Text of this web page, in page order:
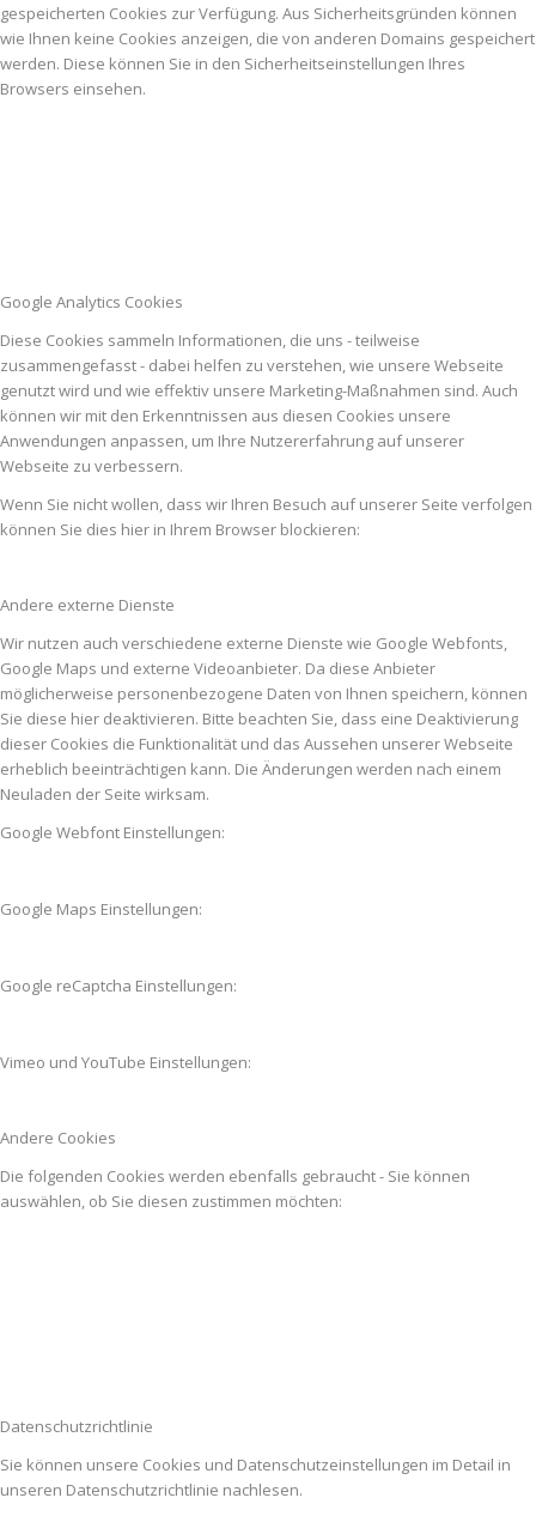
gespeicherten Cookies zur Verfügung. Aus Sicherheitsgründen können
wie Ihnen keine Cookies anzeigen, die von anderen Domains gespeichert
werden. Diese können Sie in den Sicherheitseinstellungen Ihres
Browsers einsehen.
Google Analytics Cookies
Diese Cookies sammeln Informationen, die uns - teilweise
zusammengefasst - dabei helfen zu verstehen, wie unsere Webseite
genutzt wird und wie effektiv unsere Marketing-Maßnahmen sind. Auch
können wir mit den Erkenntnissen aus diesen Cookies unsere
Anwendungen anpassen, um Ihre Nutzererfahrung auf unserer
Webseite zu verbessern.
Wenn Sie nicht wollen, dass wir Ihren Besuch auf unserer Seite verfolgen
können Sie dies hier in Ihrem Browser blockieren:
Andere externe Dienste
Wir nutzen auch verschiedene externe Dienste wie Google Webfonts,
Google Maps und externe Videoanbieter. Da diese Anbieter
möglicherweise personenbezogene Daten von Ihnen speichern, können
Sie diese hier deaktivieren. Bitte beachten Sie, dass eine Deaktivierung
dieser Cookies die Funktionalität und das Aussehen unserer Webseite
erheblich beeinträchtigen kann. Die Änderungen werden nach einem
Neuladen der Seite wirksam.
Google Webfont Einstellungen:
Google Maps Einstellungen:
Google reCaptcha Einstellungen:
Vimeo und YouTube Einstellungen:
Andere Cookies
Die folgenden Cookies werden ebenfalls gebraucht - Sie können
auswählen, ob Sie diesen zustimmen möchten:
Datenschutzrichtlinie
Sie können unsere Cookies und Datenschutzeinstellungen im Detail in
unseren Datenschutzrichtlinie nachlesen.